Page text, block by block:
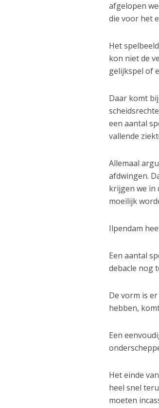
afgelopen
die voor het
Het
kon niet de
gelijkspel of
Daar komt
een aantal
vallende
Allemaal
afdwingen.
krijgen we in
moeilijk
Ilpendam
Een aantal
debacle nog
De vorm is
hebben,
Een
Het einde
heel snel
moeten